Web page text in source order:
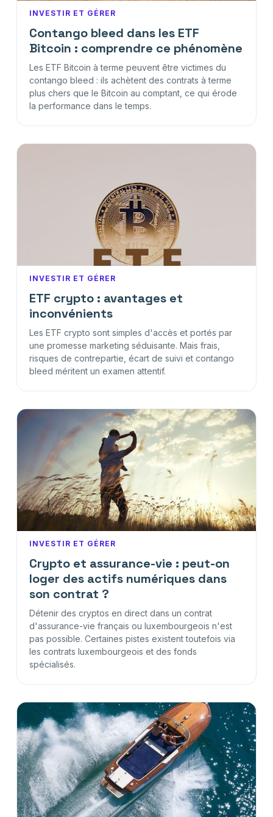
INVESTIR ET GÉRER
Contango bleed dans les ETF
Bitcoin : comprendre ce phénomène
Les ETF Bitcoin à terme peuvent être victimes du
contango bleed : ils achètent des contrats à terme
plus chers que le Bitcoin au comptant, ce qui érode
la performance dans le temps.
INVESTIR ET GÉRER
ETF crypto : avantages et
inconvénients
Les ETF crypto sont simples d'accès et portés par
une promesse marketing séduisante. Mais frais,
risques de contrepartie, écart de suivi et contango
bleed méritent un examen attentif.
INVESTIR ET GÉRER
Crypto et assurance-vie : peut-on
loger des actifs numériques dans
son contrat ?
Détenir des cryptos en direct dans un contrat
d'assurance-vie français ou luxembourgeois n'est
pas possible. Certaines pistes existent toutefois via
les contrats luxembourgeois et des fonds
spécialisés.